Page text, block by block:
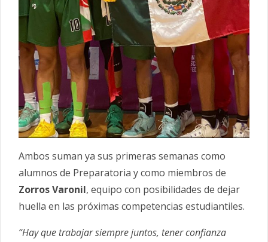
Ambos suman ya sus primeras semanas como
alumnos de Preparatoria y como miembros de
Zorros Varonil, equipo con posibilidades de dejar
huella en las próximas competencias estudiantiles.
“Hay que trabajar siempre juntos, tener confianza